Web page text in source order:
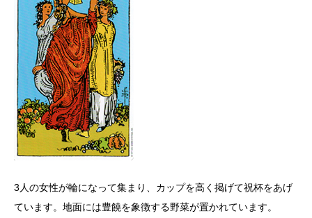
3人の女性が輪になって集まり、カップを高く掲げて祝杯をあげ
ています。地面には豊饒を象徴する野菜が置かれています。